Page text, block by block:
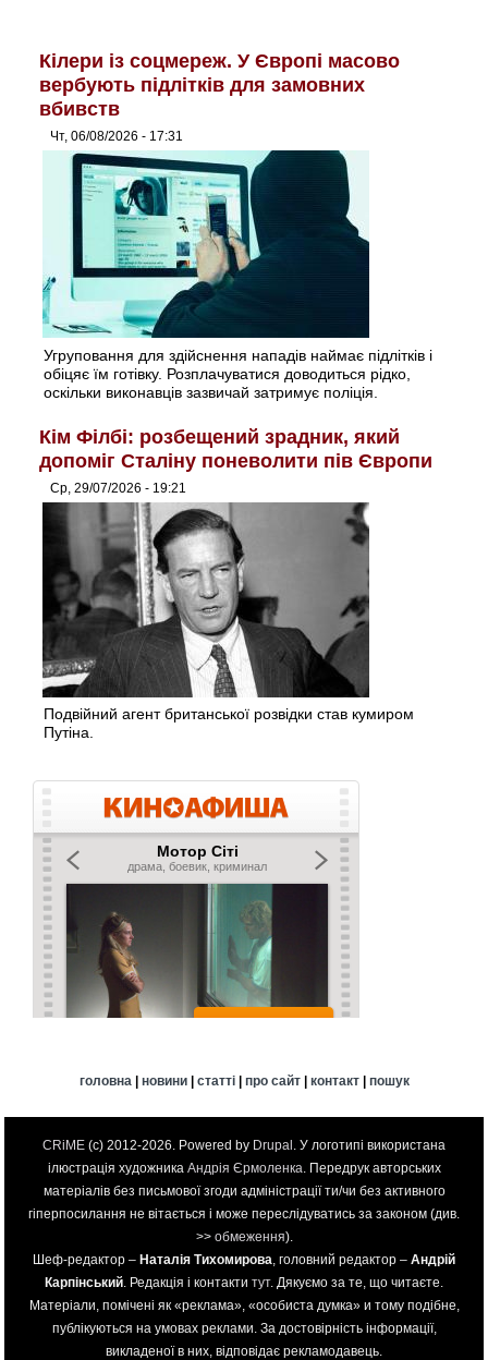
Кілери із соцмереж. У Європі масово
вербують підлітків для замовних
вбивств
Чт, 06/08/2026 - 17:31
Угруповання для здійснення нападів наймає підлітків і
обіцяє їм готівку. Розплачуватися доводиться рідко,
оскільки виконавців зазвичай затримує поліція.
Кім Філбі: розбещений зрадник, який
допоміг Сталіну поневолити пів Європи
Ср, 29/07/2026 - 19:21
Подвійний агент британської розвідки став кумиром
Путіна.
головна | новини| статті| про сайт| контакт| пошук
CRiME (c) 2012-2026. Powered by Drupal . У логотипі використана
ілюстрація художника Андрія Єрмоленка . Передрук авторських
матеріалів без письмової згоди адміністрації ти/чи без активного
гіперпосилання не вітається і може переслідуватись за законом (див.
>> обмеження).
Шеф-редактор – Наталія Тихомирова , головний редактор – Андрій
Карпінський . Редакція і контакти тут. Дякуємо за те, що читаєте.
Матеріали, помічені як «реклама», «особиста думка» и тому подібне,
публікуються на умовах реклами. За достовірність інформації,
викладеної в них, відповідає рекламодавець.